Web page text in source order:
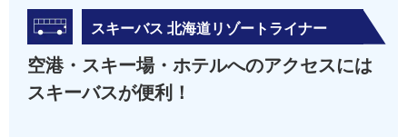
スキーバス 北海道リゾートライナー
空港・スキー場・ホテルへのアクセスには
スキーバスが便利！